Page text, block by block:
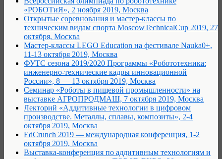
«РОБОТиЯ», 2 ноября 2019, Москва
Открытые соревнования и мастер-классы по
техническим видам спорта MoscowTechnicalCup 2019, 27
октября, Москва
Мастер-классы LEGO Education на фестивале Nauka0+,
11-13 октября 2019, Москва
ФУТС сезона 2019/2020 Программы «Робототехника:
инженерно-технические кадры инновационной
России», 8 — 13 октября 2019, Москва
Семинар «Роботы в пищевой промышленности» на
выставке АГРОПРОДМАШ, 7 октября 2019, Москва
Лекторий «Аддитивные технологии в цифровом
производстве. Металлы, сплавы, композиты», 2-4
октября 2019, Москва
EdCrunch 2019 — международная конференция, 1-2
октября 2019, Москва
Выставка-конференция по аддитивным технологиям и